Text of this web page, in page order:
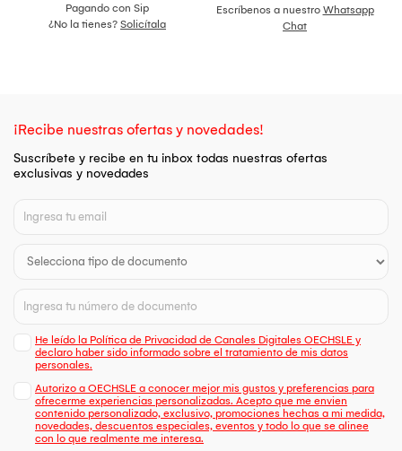
Pagando con Sip
¿No la tienes? Solicítala
Escríbenos a nuestro Whatsapp
Chat
¡Recibe nuestras ofertas y novedades!
Suscríbete y recibe en tu inbox todas nuestras ofertas
exclusivas y novedades
He leído la Política de Privacidad de Canales Digitales OECHSLE y
declaro haber sido informado sobre el tratamiento de mis datos
personales.
Autorizo a OECHSLE a conocer mejor mis gustos y preferencias para
ofrecerme experiencias personalizadas. Acepto que me envien
contenido personalizado, exclusivo, promociones hechas a mi medida,
novedades, descuentos especiales, eventos y todo lo que se alinee
con lo que realmente me interesa.